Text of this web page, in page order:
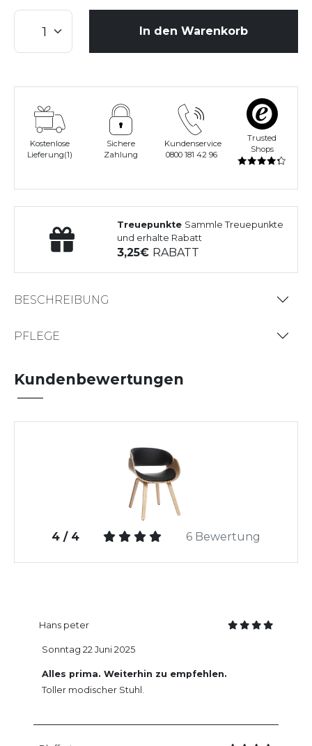
In den Warenkorb
Kostenlose
Lieferung(1)
Sichere
Zahlung
Kundenservice
0800 181 42 96
Trusted
Shops
Treuepunkte Sammle Treuepunkte
und erhalte Rabatt
3,25 RABATT
BESCHREIBUNG
PFLEGE
Kundenbewertungen
4 / 4 6 Bewertung
Hans peter
Alles prima. Weiterhin zu empfehlen.
Toller modischer Stuhl.
Sonntag 22 Juni 2025